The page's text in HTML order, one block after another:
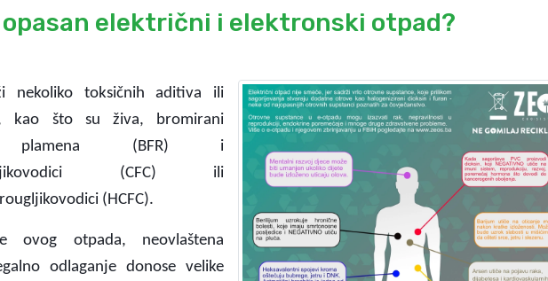
opasan električni i elektronski otpad?
nekoliko toksičnih aditiva ili
kao što su živa, bromirani
plamena (BFR) i
(CFC) ili
(HCFC).
ovog otpada, neovlaštena
odlaganje donose velike